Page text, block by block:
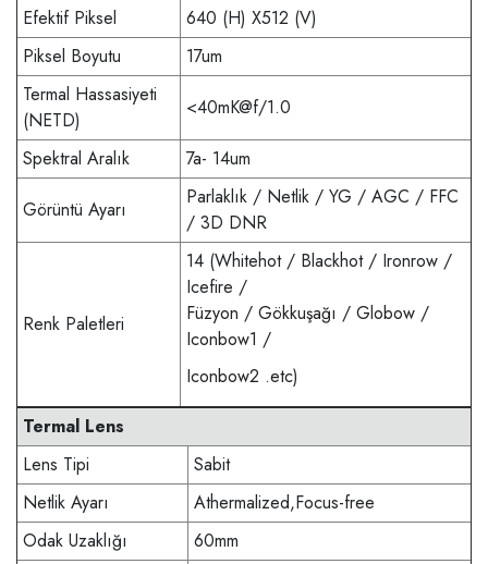
Efektif Piksel
640 (H) X512 (V)
Piksel Boyutu
17um
Termal Hassasiyeti
(NETD)
<40mK@f/1.0
Spektral Aralık 7a- 14um
Görüntü Ayarı
Parlaklık / Netlik / YG / AGC / FFC
/ 3D DNR
Renk Paletleri
14 (Whitehot / Blackhot / Ironrow /
Icefire /
Füzyon / Gökkuşağı / Globow /
Iconbow1 /
Iconbow2 .etc)
Termal Lens
Lens Tipi
Sabit
Netlik Ayarı
Athermalized,Focus-free
Odak Uzaklığı
60mm